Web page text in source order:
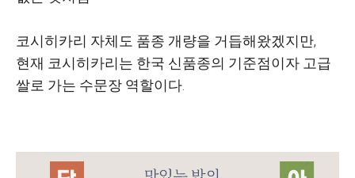
코시히카리 자체도 품종 개량을 거듭해왔겠지만,
현재 코시히카리는 한국 신품종의 기준점이자 고급
쌀로 가는 수문장 역할이다.